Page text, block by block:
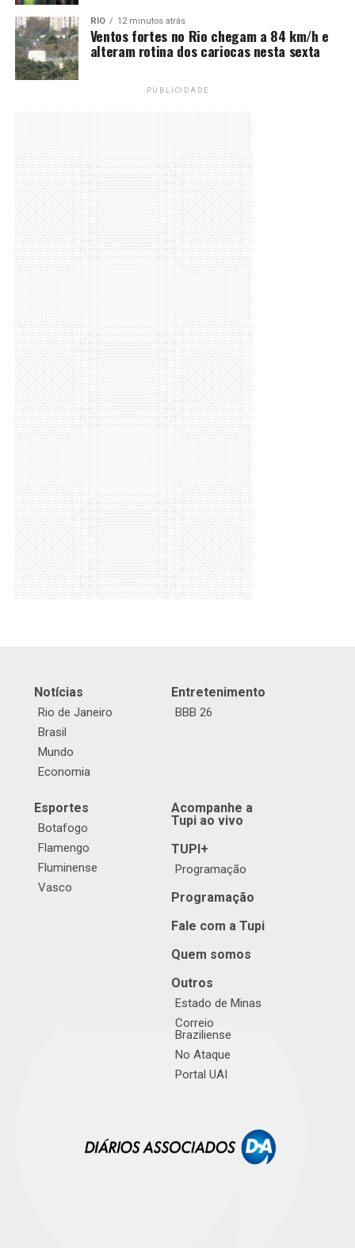
RIO 12 minutos atrás
Ventos fortes no Rio chegam a 84 km/h e
alteram rotina dos cariocas nesta sexta
PUBLICIDADE
Notícias
Rio de Janeiro
Brasil
Mundo
Economia
Entretenimento
BBB 26
Esportes
Botafogo
Flamengo
Fluminense
Vasco
Acompanhe a
Tupi ao vivo
TUPI+
Programação
Programação
Fale com a Tupi
Quem somos
Outros
Estado de Minas
Correio
Braziliense
No Ataque
Portal UAI